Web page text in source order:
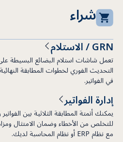
شراء
GRN / الاستلام
تعمل شاشات استلام البضائع البسيطة على
التحديث الفوري لخطوات المطابقة
في الفواتير.
إدارة الفواتير
يمكنك أتمتة المطابقة الثلاثية بين
للتخلص من الأخطاء وضمان الامتثال
مع نظام ERP أو نظام المحاسبة لديك.